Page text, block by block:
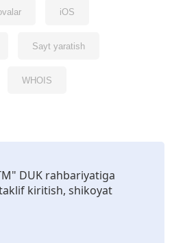
iOS
Sayt yaratish
WHOIS
DUK rahbariyatiga
kiritish, shikoyat